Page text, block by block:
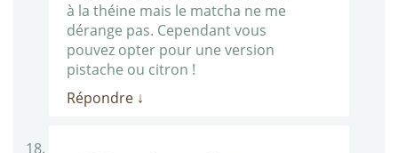
à la théine mais le matcha ne me
dérange pas. Cependant vous
pouvez opter pour une version
pistache ou citron !
Répondre ↓